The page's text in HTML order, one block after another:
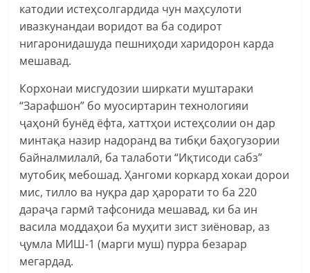
катодии истеҳсолгардида чун маҳсулоти
ивазкунандаи воридот ва ба содирот
нигаронидашуда пешниҳоди харидорон карда
мешавад.
Корхонаи мисгудозии ширкати муштараки
“Зарафшон” бо муосиртарин технологияи
ҷаҳонӣ бунёд ёфта, хаттҳои истеҳсолии он дар
минтақа назир надоранд ва тибқи баҳогузории
байналмилалӣ, ба талаботи “Иқтисоди сабз”
мутобиқ мебошад. Ҳангоми коркард хокаи дорои
мис, тилло ва нуқра дар ҳарорати то ба 220
дараҷа гармӣ тафсонида мешавад, ки ба ин
васила моддаҳои ба муҳити зист зиёновар, аз
ҷумла МИШ-1 (марги муш) пурра безарар
мегардад.